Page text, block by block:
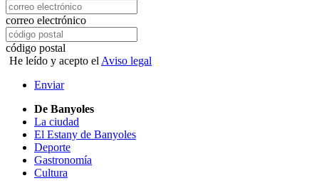
correo electrónico
código postal
He leído y acepto el Aviso legal
Enviar
De Banyoles
La ciudad
El Estany de Banyoles
Deporte
Gastronomía
Cultura